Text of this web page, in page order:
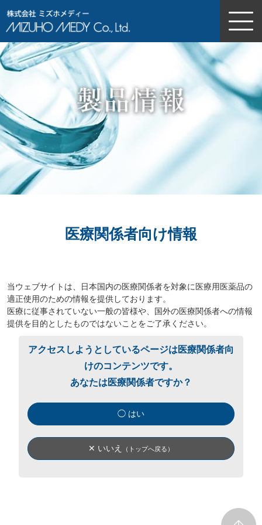
医療関係者向け情報
当ウェブサイトは、日本国内の医療関係者を対象に医療用医薬品の
適正使用のための情報を提供しております。
医療に従事されていない一般の皆様や、国外の医療関係者への情報
提供を目的としたものではないことをご了承ください。
アクセスしようとしているページは医療関係者向
けのコンテンツです。
あなたは医療関係者ですか？
◯ はい
✕ いいえ （トップへ戻る）